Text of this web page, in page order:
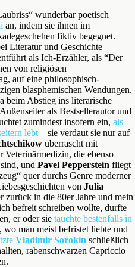
wunderbar poetisch
an, indem sie ihnen im
fiktiv begegnet.
Literatur und Geschichte
als Ich-Erzähler, als “Der
von religiösen
auf eine philosophisch-
blasphemischen Wendungen.
beim Abstieg ins literarische
als Bestsellerautor und
zumindest insofern ein, als
lebt – sie verdaut sie nur auf
überrascht mit
Veterinärmedizin, die ebenso
und Pavel Pepperstein fliegt
quer durchs Genre moderner
von Julia
zurück in die 80er Jahre und mein
befreit schreiben wollte, durfte
er oder sie tauchte bestenfalls in
wo man meist befristet liebte und
Vladimir Sorokin schließlich
rabenschwarzen Capriccio